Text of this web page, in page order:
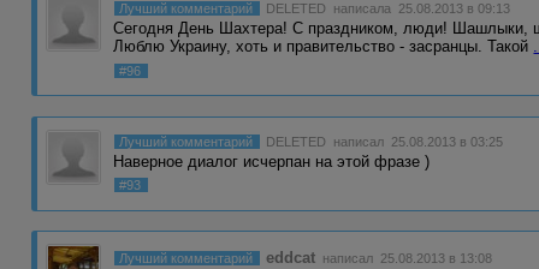
Лучший комментарий DELETED написала 25.08.2013 в 09:13
Сегодня День Шахтера! С праздником, люди! Шашлыки,
Люблю Украину, хоть и правительство - засранцы. Такой
#96
Лучший комментарий DELETED написал 25.08.2013 в 03:25
Наверное диалог исчерпан на этой фразе )
#93
Лучший комментарий eddcat написал 25.08.2013 в 13:08